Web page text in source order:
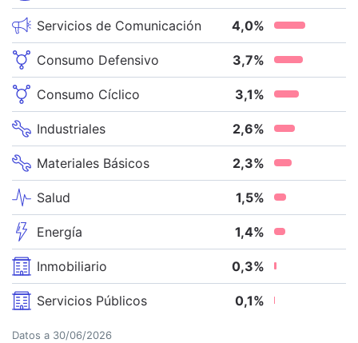
Servicios de Comunicación 4,0%
Consumo Defensivo 3,7%
Consumo Cíclico 3,1%
Industriales 2,6%
Materiales Básicos 2,3%
Salud 1,5%
Energía 1,4%
Inmobiliario 0,3%
Servicios Públicos 0,1%
Datos a 30/06/2026